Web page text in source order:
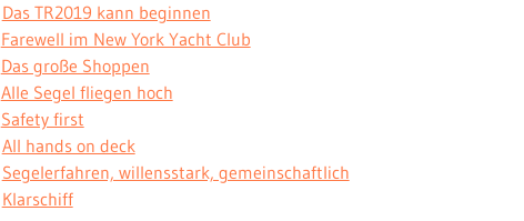
Das TR2019 kann beginnen
Farewell im New York Yacht Club
Das große Shoppen
Alle Segel fliegen hoch
Safety first
All hands on deck
Segelerfahren, willensstark, gemeinschaftlich
Klarschiff